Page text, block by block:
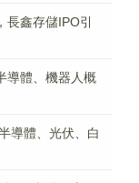
長鑫存儲IPO引
導體、機器人概
導體、光伏、白